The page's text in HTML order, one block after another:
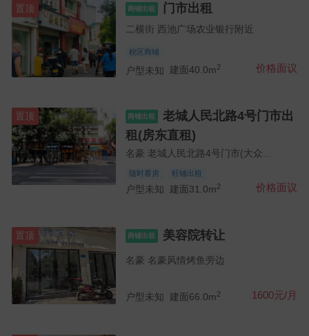
置顶 商铺出租 门市出租
二横街 西池广场农业银行附近
校区商铺
户型未知 建面40.0m2 价格面议
置顶 商铺出租
租(房东直租)
名豪 老城人民北路4号门市(大众...
随时看房 旺铺出租
户型未知 建面31.0m2 价格面议
置顶 商铺出租 美容院转让
名豪 名豪风情烤鱼旁边
户型未知 建面66.0m2 1600元/月